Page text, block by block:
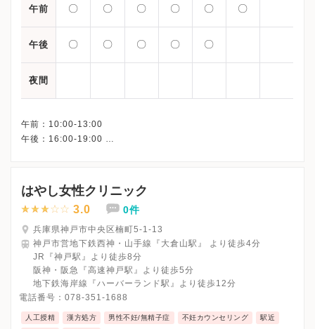
午前 〇 〇 〇 〇 〇 〇
午後 〇 〇 〇 〇 〇
夜間
午前：10:00-13:00
午後：16:00-19:00
はやし女性クリニック
3.0 0件
兵庫県神戸市中央区楠町5-1-13
神戸市営地下鉄西神・山手線『大倉山駅』 より徒歩4分
JR『神戸駅』より徒歩8分
阪神・阪急『高速神戸駅』より徒歩5分
地下鉄海岸線『ハーバーランド駅』より徒歩12分
電話番号： 078-351-1688
人工授精 漢方処方 男性不妊/無精子症 不妊カウンセリング 駅近